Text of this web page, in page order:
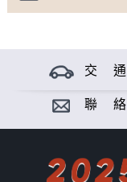
交 通
聯 絡